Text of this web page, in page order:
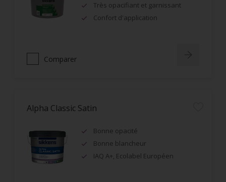
Très opacifiant et garnissant
Confort d'application
Comparer
Alpha Classic Satin
Bonne opacité
Bonne blancheur
IAQ A+, Ecolabel Européen